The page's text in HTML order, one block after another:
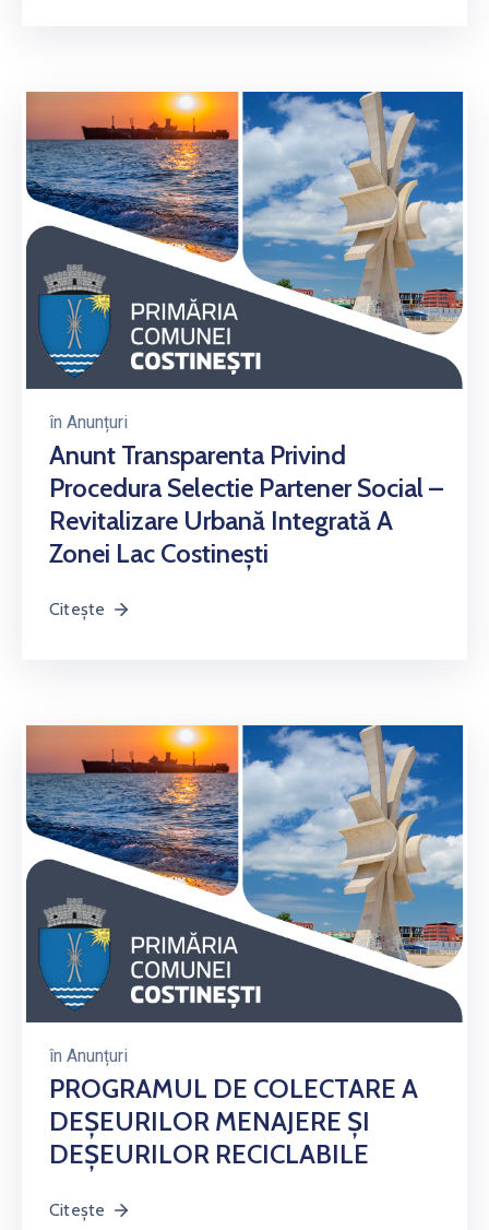
în Anunțuri
Anunt Transparenta Privind
Procedura Selectie Partener Social –
Revitalizare Urbană Integrată A
Zonei Lac Costinești
Citește
în Anunțuri
PROGRAMUL DE COLECTARE A
DEȘEURILOR MENAJERE ȘI
DEȘEURILOR RECICLABILE
Citește